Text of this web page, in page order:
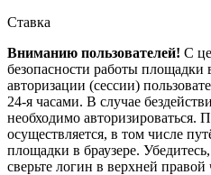
Ставка
Вниманию пользователей! С
безопасности работы площадки
авторизации (сессии)
24-я часами. В случае
необходимо авторизироваться.
осуществляется, в том числе
площадки в браузере.
сверьте логин в верхней